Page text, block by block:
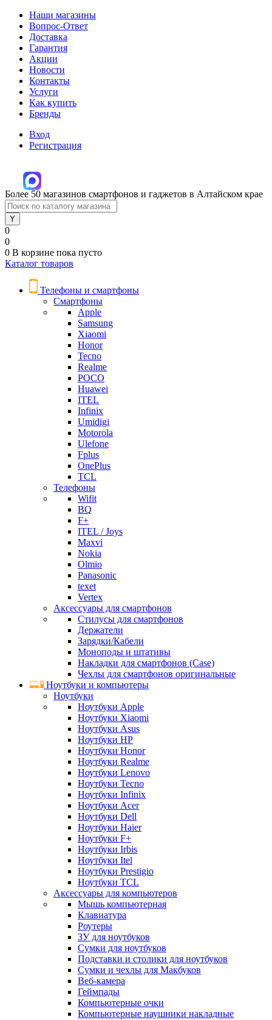
Наши магазины
Вопрос-Ответ
Доставка
Гарантия
Акции
Новости
Контакты
Услуги
Как купить
Бренды
Вход
Регистрация
Более 50 магазинов смартфонов и гаджетов в Алтайском крае
0
0
0 В корзине пока пусто
Каталог товаров
Телефоны и смартфоны
Смартфоны
Apple
Samsung
Xiaomi
Honor
Tecno
Realme
POCO
Huawei
ITEL
Infinix
Umidigi
Motorola
Ulefone
Fplus
OnePlus
TCL
Телефоны
Wifit
BQ
F+
ITEL / Joys
Maxvi
Nokia
Olmio
Panasonic
texet
Vertex
Аксессуары для смартфонов
Стилусы для смартфонов
Держатели
Зарядки/Кабели
Моноподы и штативы
Накладки для смартфонов (Case)
Чехлы для смартфонов оригинальные
Ноутбуки и компьютеры
Ноутбуки
Ноутбуки Apple
Ноутбуки Xiaomi
Ноутбуки Asus
Ноутбуки HP
Ноутбуки Honor
Ноутбуки Realme
Ноутбуки Lenovo
Ноутбуки Tecno
Ноутбуки Infinix
Ноутбуки Acer
Ноутбуки Dell
Ноутбуки Haier
Ноутбуки F+
Ноутбуки Irbis
Ноутбуки Itel
Ноутбуки Prestigio
Ноутбуки TCL
Аксессуары для компьютеров
Мышь компьютерная
Клавиатура
Роутеры
ЗУ для ноутбуков
Сумки для ноутбуков
Подставки и столики для ноутбуков
Сумки и чехлы для Макбуков
Веб-камера
Геймпады
Компьютерные очки
Компьютерные наушники накладные